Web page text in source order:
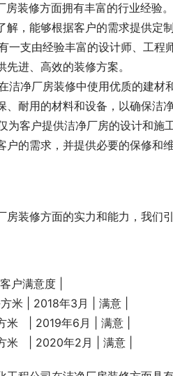
房装修方面拥有丰富的行业经验
，能够根据客户的需求提供定制
一支由经验丰富的设计师、工程
进、高效的装修方案。
洁净厂房装修中使用优质的建材
耐用的材料和设备，以确保洁
客户提供洁净厂房的设计和施
的需求，并提供必要的保修和维
装修方面的实力和能力，我们
户满意度 |
米 | 2018年3月 | 满意 |
| 2019年6月 | 满意 |
| 2020年2月 | 满意 |